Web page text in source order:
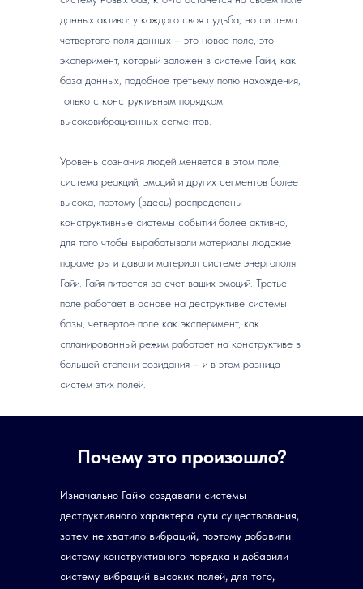
данных актива: у каждого своя судьба, но система
четвертого поля данных – это новое поле, это
эксперимент, который заложен в системе Гайи, как
база данных, подобное третьему полю нахождения,
только с конструктивным порядком
высоковибрационных сегментов.
Уровень сознания людей меняется в этом поле,
система реакций, эмоций и других сегментов более
высока, поэтому (здесь) распределены
конструктивные системы событий более активно,
для того чтобы вырабатывали материалы людские
параметры и давали материал системе энергополя
Гайи. Гайя питается за счет ваших эмоций. Третье
поле работает в основе на деструктиве системы
базы, четвертое поле как эксперимент, как
спланированный режим работает на конструктиве в
большей степени созидания – и в этом разница
систем этих полей.
Почему это произошло?
Изначально Гайю создавали системы
деструктивного характера сути существования,
затем не хватило вибраций, поэтому добавили
систему конструктивного порядка и добавили
систему вибраций высоких полей, для того,